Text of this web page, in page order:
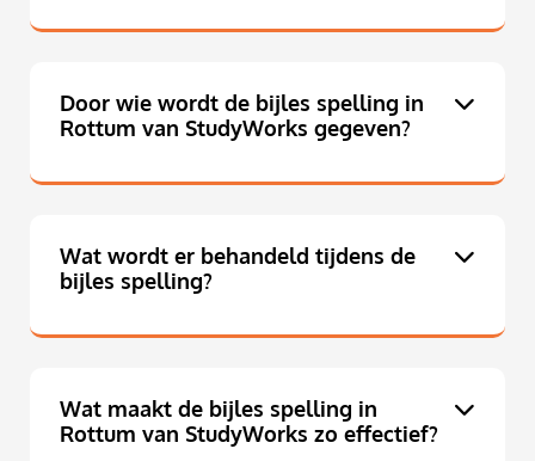
Door wie wordt de bijles spelling in
Rottum van StudyWorks gegeven?
Wat wordt er behandeld tijdens de
bijles spelling?
Wat maakt de bijles spelling in
Rottum van StudyWorks zo effectief?